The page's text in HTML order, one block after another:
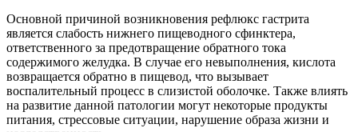
Основной причиной возникновения рефлюкс гастрита
является слабость нижнего пищеводного сфинктера,
ответственного за предотвращение обратного тока
содержимого желудка. В случае его невыполнения, кислота
возвращается обратно в пищевод, что вызывает
воспалительный процесс в слизистой оболочке. Также влиять
на развитие данной патологии могут некоторые продукты
питания, стрессовые ситуации, нарушение образа жизни и